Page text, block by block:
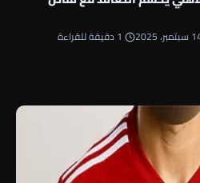
2025
1 دقيقة للقراءة